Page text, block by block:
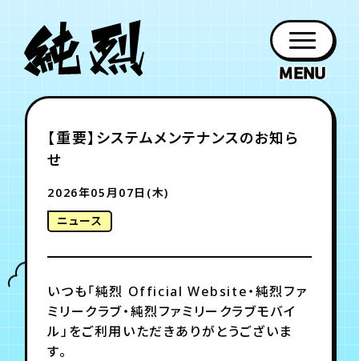
お知らせ 日程 チケット
紹介 作品 日記
グッズ ホーム
ファン
チケット
月会員制ファンクラブ
【重要】システムメンテナンスのお知ら
せ
2026年05月07日(木)
ニュース
いつも「純烈 Official Website・純烈ファ
ミリークラブ・純烈ファミリークラブモバイ
ル」をご利用いただきありがとうございま
す。